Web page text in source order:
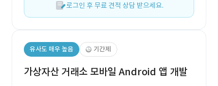
로그인 후 무료 견적 상담 받으세요.
유사도 매우 높음 기간제
가상자산 거래소 모바일 Android 앱 개발